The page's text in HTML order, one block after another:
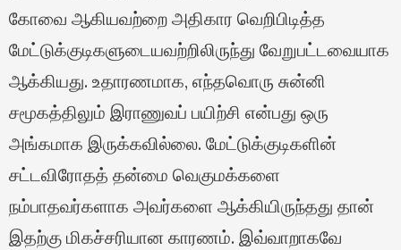
கோவை ஆகியவற்றை அதிகார வெறிபிடித்த
மேட்டுக்குடிகளுடையவற்றிலிருந்து வேறுபட்டவையாக
ஆக்கியது. உதாரணமாக, எந்தவொரு சுன்னி
சமூகத்திலும் இராணுவப் பயிற்சி என்பது ஒரு
அங்கமாக இருக்கவில்லை. மேட்டுக்குடிகளின்
சட்டவிரோதத் தன்மை வெகுமக்களை
நம்பாதவர்களாக அவர்களை ஆக்கியிருந்தது தான்
இதற்கு மிகச்சரியான காரணம். இவ்வாறாகவே